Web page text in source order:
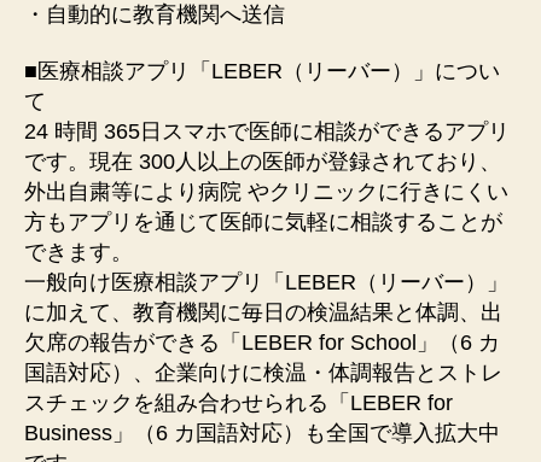
・自動的に教育機関へ送信
■医療相談アプリ「LEBER（リーバー）」につい
て
24 時間 365日スマホで医師に相談ができるアプリ
です。現在 300人以上の医師が登録されており、
外出自粛等により病院 やクリニックに行きにくい
方もアプリを通じて医師に気軽に相談することが
できます。
一般向け医療相談アプリ「LEBER（リーバー）」
に加えて、教育機関に毎日の検温結果と体調、出
欠席の報告ができる「LEBER for School」（6 カ
国語対応）、企業向けに検温・体調報告とストレ
スチェックを組み合わせられる「LEBER for
Business」（6 カ国語対応）も全国で導入拡大中